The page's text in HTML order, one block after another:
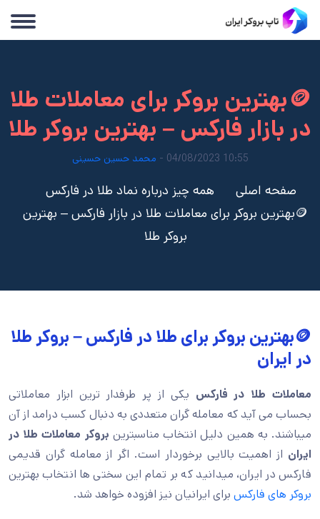
🪙بهترین بروکر برای معاملات طلا
در بازار فارکس – بهترین بروکر طلا
10:55 04/08/2023 - محمد حسین حسینی
صفحه اصلی
همه چیز درباره نماد طلا در فارکس
🪙بهترین بروکر برای معاملات طلا در بازار فارکس – بهترین
بروکر طلا
🪙بهترین بروکر برای طلا در فارکس – بروکر طلا
در ایران
معاملات طلا در فارکس یکی از پر طرفدار ترین ابزار معاملاتی
بحساب می آید که معامله گران متعددی به دنبال کسب درامد از آن
میباشند. به همین دلیل انتخاب مناسبترین بروکر معاملات طلا در
ایران از اهمیت بالایی برخوردار است. اگر از معامله گران قدیمی
فارکس در ایران، میدانید که بر تمام این سختی ها انتخاب بهترین
بروکر های فارکس برای ایرانیان نیز افزوده خواهد شد.